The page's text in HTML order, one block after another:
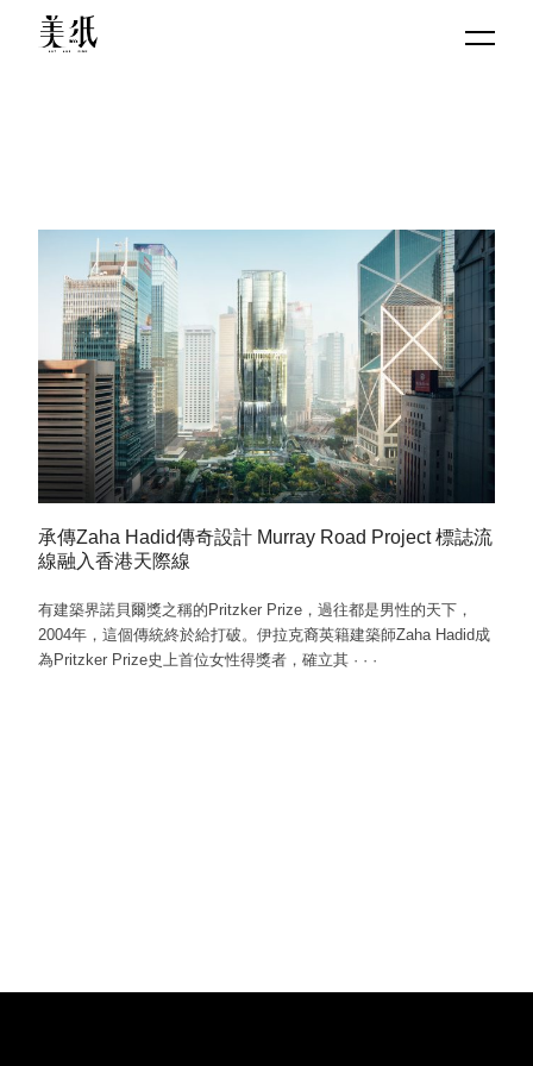
承傳Zaha Hadid傳奇設計 Murray Road Project 標誌流
線融入香港天際線
有建築界諾貝爾獎之稱的Pritzker Prize，過往都是男性的天下，
2004年，這個傳統終於給打破。伊拉克裔英籍建築師Zaha Hadid成
為Pritzker Prize史上首位女性得獎者，確立其 · · ·